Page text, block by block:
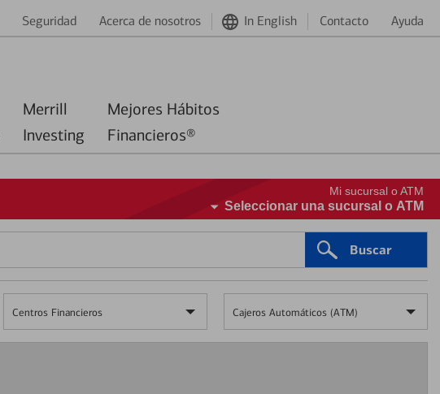
Seguridad Acerca de nosotros In English Contacto Ayuda
Merrill
Investing
Mejores Hábitos
Financieros®
Mi sucursal o ATM
Seleccionar una sucursal o ATM
Buscar
Centros Financieros Cajeros Automáticos (ATM)